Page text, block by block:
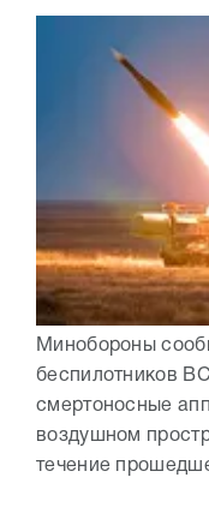
Минобороны
беспилотников
смертоносные
воздушном
течение